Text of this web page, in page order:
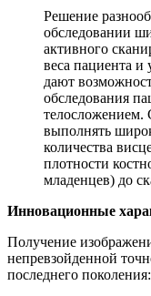
Решение
обследовании
активного
веса пациента и
дают
обследования
выполнять
количества
плотности
младенцев) до
Инновационные
Получение
непревзойденной
последнего поколения: